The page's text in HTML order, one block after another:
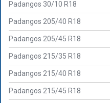
Padangos 30/10 R18
Padangos 205/40 R18
Padangos 205/45 R18
Padangos 215/35 R18
Padangos 215/40 R18
Padangos 215/45 R18